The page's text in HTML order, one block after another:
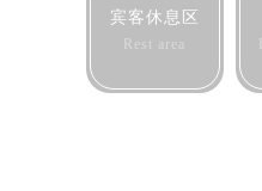
宾客休息区
Rest area